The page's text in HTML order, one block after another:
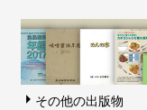
その他の出版物